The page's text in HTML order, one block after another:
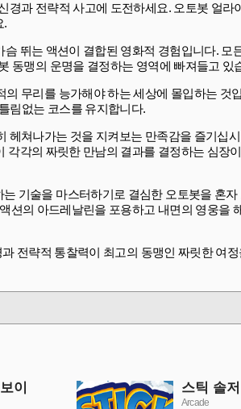
경과 전략적 사고에 도전하세요. 오토봇 얼라
.
뛰는 액션이 결합된 영화적 경험입니다. 모
동맹의 운명을 결정하는 영역에 빠져들고 있
무리를 능가해야 하는 세상에 몰입하는 것
림없는 코스를 유지합니다.
헤쳐나가는 것을 지켜보는 만족감을 즐기십
각각의 짜릿한 만남의 결과를 결정하는 심장
기술을 마스터하기로 결심한 오토봇을 혼자
션의 아드레날린을 포용하고 내면의 영웅을
전략적 통찰력이 최고의 동맹인 짜릿한 여
이 스틱 솔저
Arcade